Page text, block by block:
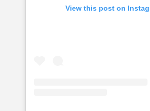
View this post on